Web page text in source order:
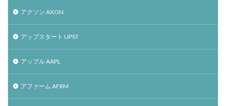
アクソン AXON
アップスタート UPST
アップル AAPL
アファーム AFRM